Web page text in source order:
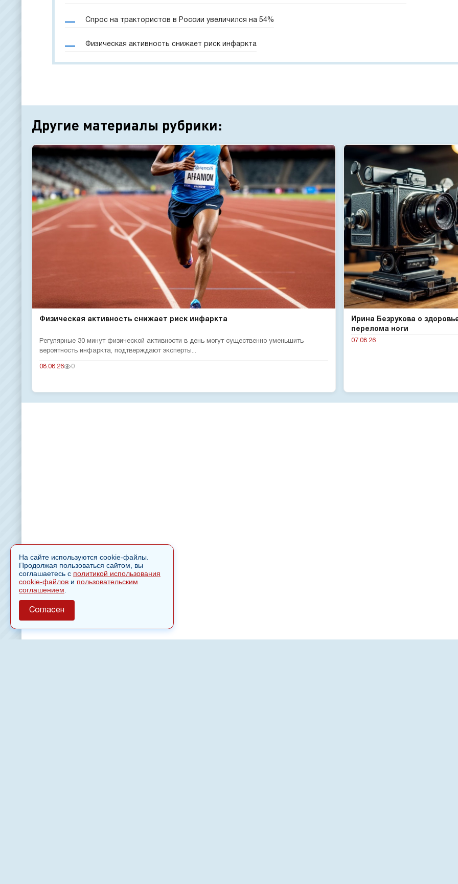
Спрос на трактористов в России увеличился на 54%
Физическая активность снижает риск инфаркта
Другие материалы рубрики:
Физическая активность снижает риск инфаркта
Регулярные 30 минут физической активности в день могут существенно уменьшить
вероятность инфаркта, подтверждают эксперты...
08.08.26 0
Ирина Безрукова о
перелома ноги
07.08.26
На сайте используются cookie-файлы.
Продолжая пользоваться сайтом, вы
соглашаетесь с политикой использования
cookie-файлов и пользовательским
соглашением
Согласен